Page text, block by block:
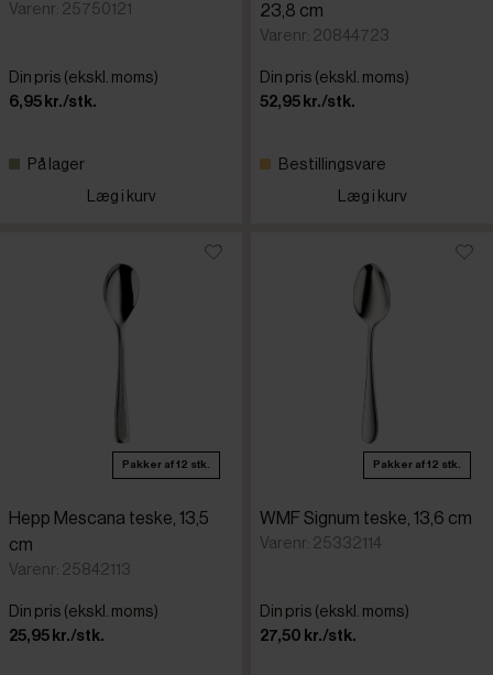
Varenr: 25750121
Din pris (ekskl. moms)
6,95 kr./stk.
På lager
Læg i kurv
23,8 cm
Varenr: 20844723
Din pris (ekskl. moms)
52,95 kr./stk.
Bestillingsvare
Læg i kurv
Pakker af 12 stk.
Hepp Mescana teske, 13,5
cm
Varenr: 25842113
Din pris (ekskl. moms)
25,95 kr./stk.
Pakker af 12 stk.
WMF Signum teske, 13,6 cm
Varenr: 25332114
Din pris (ekskl. moms)
27,50 kr./stk.